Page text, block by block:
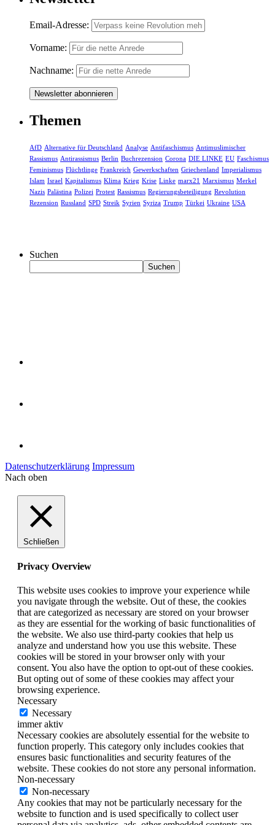
Email-Adresse:
Vorname:
Nachname:
Themen
AfD Alternative für Deutschland Analyse Antifaschismus Antimuslimischer
Rassismus Antirassismus Berlin Buchrezension Corona DIE LINKE EU Faschismus
Feminismus Flüchtlinge Frankreich Gewerkschaften Griechenland Imperialismus
Islam Israel Kapitalismus Klima Krieg Krise Linke marx21 Marxismus Merkel
Nazis Palästina Polizei Protest Rassismus Regierungsbeteiligung Revolution
Rezension Russland SPD Streik Syrien Syriza Trump Türkei Ukraine USA
Suchen
Suchen
Datenschutzerklärung Impressum
Nach oben
Schließen
Privacy Overview
This website uses cookies to improve your experience while
you navigate through the website. Out of these, the cookies
that are categorized as necessary are stored on your browser
as they are essential for the working of basic functionalities of
the website. We also use third-party cookies that help us
analyze and understand how you use this website. These
cookies will be stored in your browser only with your
consent. You also have the option to opt-out of these cookies.
But opting out of some of these cookies may affect your
browsing experience.
Necessary
Necessary
immer aktiv
Necessary cookies are absolutely essential for the website to
function properly. This category only includes cookies that
ensures basic functionalities and security features of the
website. These cookies do not store any personal information.
Non-necessary
Non-necessary
Any cookies that may not be particularly necessary for the
website to function and is used specifically to collect user